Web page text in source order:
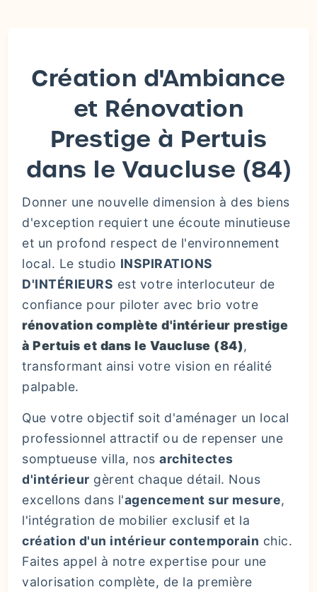
Création d'Ambiance
et Rénovation
Prestige à Pertuis
dans le Vaucluse (84)
Donner une nouvelle dimension à des biens
d'exception requiert une écoute minutieuse
et un profond respect de l'environnement
local. Le studio INSPIRATIONS
D'INTÉRIEURS est votre interlocuteur de
confiance pour piloter avec brio votre
rénovation complète d'intérieur prestige
à Pertuis et dans le Vaucluse (84),
transformant ainsi votre vision en réalité
palpable.
Que votre objectif soit d'aménager un local
professionnel attractif ou de repenser une
somptueuse villa, nosarchitectes
d'intérieur gèrent chaque détail. Nous
excellons dans l'agencement sur mesure,
l'intégration de mobilier exclusif et la
création d'un intérieur contemporain chic.
Faites appel à notre expertise pour une
valorisation complète, de la première